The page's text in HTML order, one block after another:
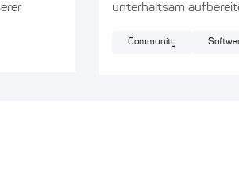
unterhaltsam
Community